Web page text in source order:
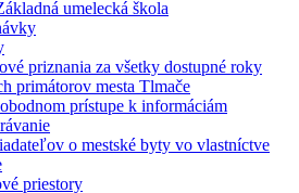
umelecká škola
priznania za všetky dostupné roky
primátorov mesta Tlmače
prístupe k informáciám
o mestské byty vo vlastníctve
priestory